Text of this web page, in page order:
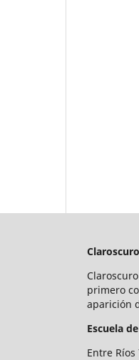
primero
aparición
Escuela
Entre